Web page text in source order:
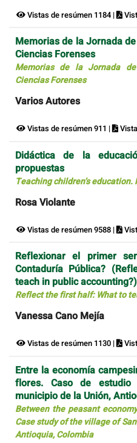
Vistas de resúmen 1184 |
Memorias de la Jornada
Ciencias Forenses
Memorias de la Jornada
Ciencias Forenses
Varios Autores
Vistas de resúmen 911 |
Didáctica de la
propuestas
Teaching children’s
Rosa Violante
Vistas de resúmen 9588 |
Reflexionar el primer
Contaduría Pública?
teach in public accounting?)
Reflect the first half: What to
Vanessa Cano Mejía
Vistas de resúmen 1130 |
Entre la economía
flores. Caso de
municipio de la Unión,
Between the peasant
Case study of the village of
Antioquia, Colombia